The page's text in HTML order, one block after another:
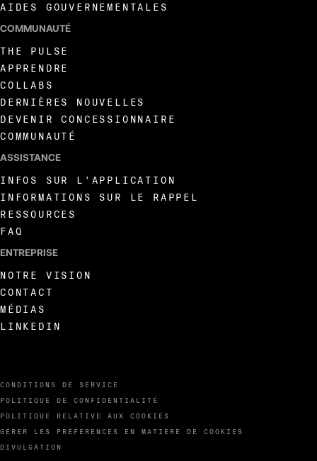
CONDITIONS DE SERVICE
POLITIQUE DE CONFIDENTIALITÉ
POLITIQUE RELATIVE AUX COOKIES
GÉRER LES PRÉFÉRENCES EN MATIÈRE DE COOKIES
DIVULGATION
AIDES GOUVERNEMENTALES
COMMUNAUTÉ
THE PULSE
APPRENDRE
COLLABS
DERNIÈRES NOUVELLES
DEVENIR CONCESSIONNAIRE
COMMUNAUTÉ
ASSISTANCE
INFOS SUR L'APPLICATION
INFORMATIONS SUR LE RAPPEL
RESSOURCES
FAQ
ENTREPRISE
NOTRE VISION
CONTACT
MÉDIAS
LINKEDIN